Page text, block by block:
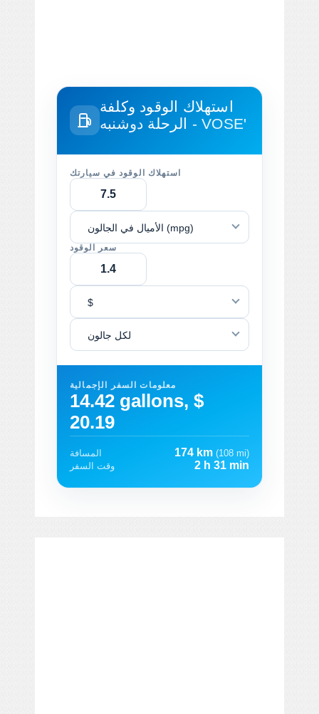
استهلاك الوقود وكلفة
الرحلة دوشنبه - VOSE'
استهلاك الوقود في سيارتك
الأميال في الجالون (mpg)
سعر الوقود
$
لكل جالون
معلومات السفر الإجمالية
14.42 gallons, $
20.19
المسافة 174 km (108 mi)
وقت السفر
2 h 31 min